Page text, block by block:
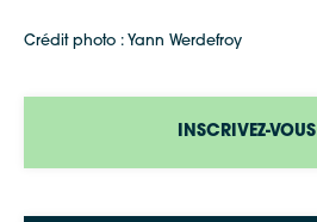
INSCRIVEZ-VOUS
Crédit photo : Yann Werdefroy